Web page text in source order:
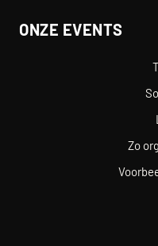
ONZE EVENTS
Zo